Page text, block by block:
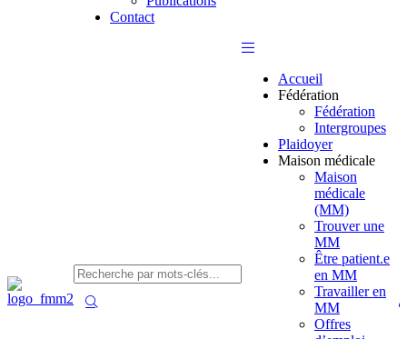
Contact
Accueil
Fédération
Fédération
Intergroupes
Plaidoyer
Maison médicale
Maison
médicale
(MM)
Trouver une
MM
Être patient.e
en MM
Travailler en
MM
Offres